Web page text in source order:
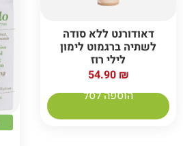
דאודורנט ללא סודה
לשתיה ברגמוט לימון
לילי רוז
54.90 ₪
הוספה לסל